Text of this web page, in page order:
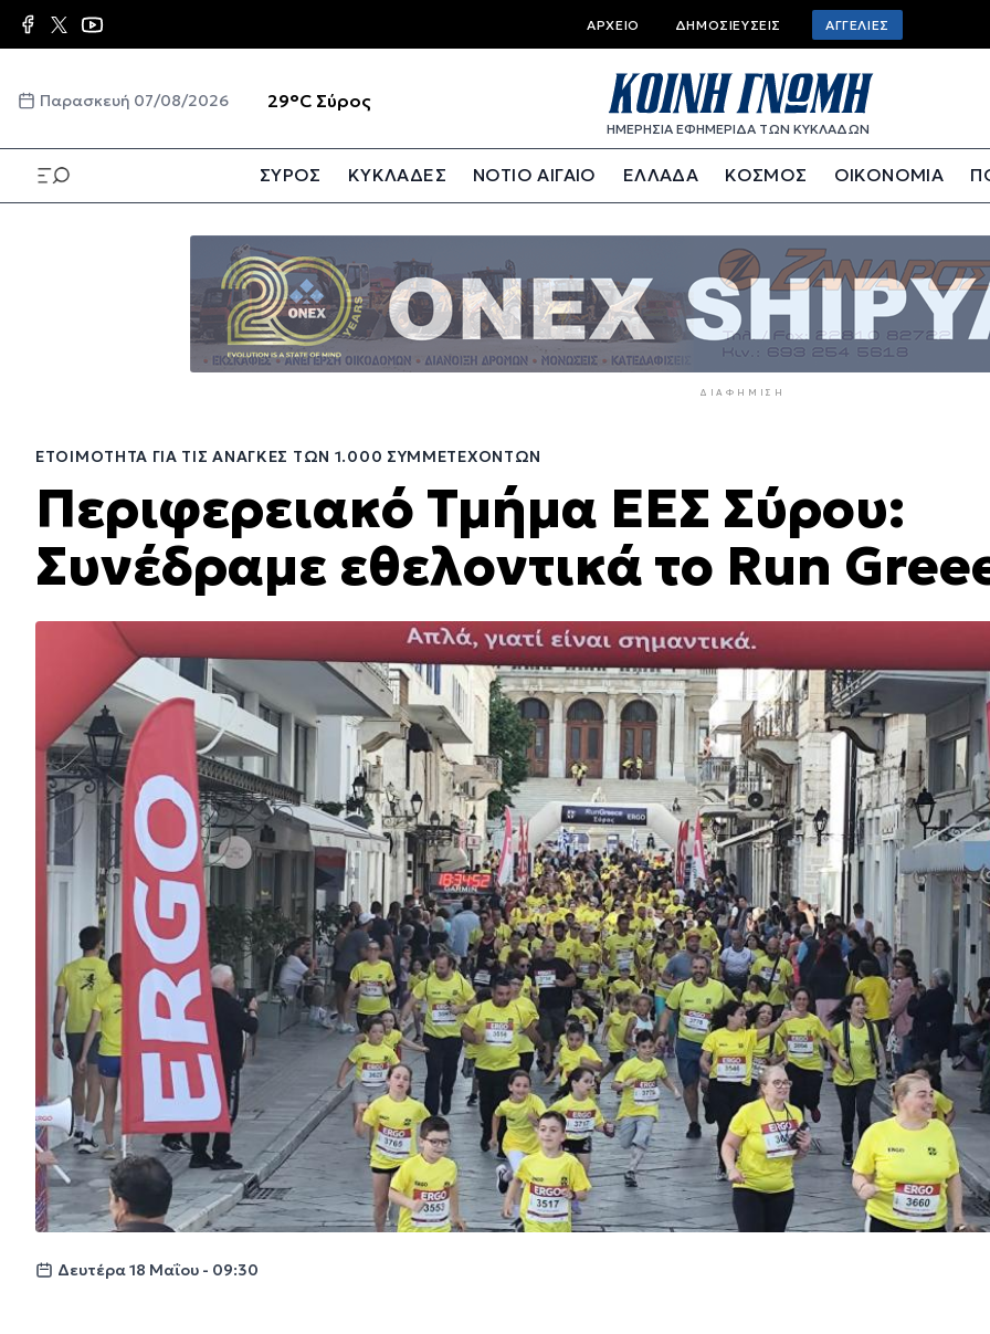
Παράκαμψη
προς
κυρίως
Top
bar
menu
ΑΡΧΕΊΟ ΔΗΜΟΣΙΕΎΣΕΙΣ ΑΓΓΕΛΊΕΣ
Παρασκευή 07/08/2026 29°C Σύρος
ΗΜΕΡΗΣΙΑ ΕΦΗΜΕΡΙΔΑ ΤΩΝ ΚΥΚΛΑΔΩΝ
ΣΥΡΟΣ ΚΥΚΛΑΔΕΣ ΝΟΤΙΟ ΑΙΓΑΙΟ ΕΛΛΑΔΑ ΚΟΣΜΟΣ ΟΙΚΟΝΟΜΙΑ
ΔΙΑΦΉΜΙΣΗ
ΕΤΟΙΜΌΤΗΤΑ ΓΙΑ ΤΙΣ ΑΝΆΓΚΕΣ ΤΩΝ 1.000 ΣΥΜΜΕΤΕΧΌΝΤΩΝ
Περιφερειακό Τμήμα ΕΕΣ Σύρου:
Συνέδραμε εθελοντικά το Run
Δευτέρα 18 Μαΐου - 09:30